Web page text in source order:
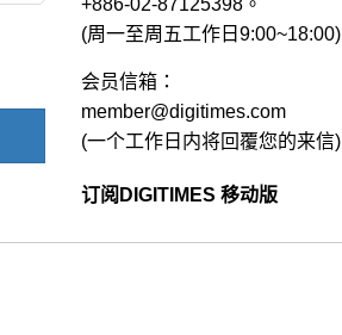
+886-02-87125398。
(周一至周五工作日9:00~18:00)
会员信箱：
member@digitimes.com
(一个工作日内将回覆您的来信)
订阅DIGITIMES 移动版